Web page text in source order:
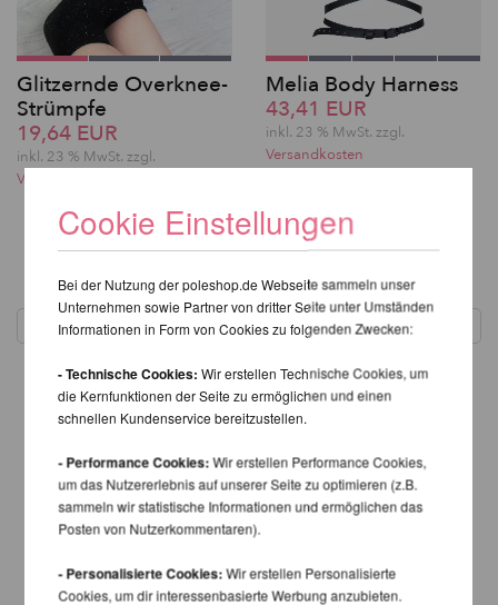
Glitzernde Overknee-
Strümpfe
19,64 EUR
inkl. 23 % MwSt. zzgl.
Versandkosten
Melia Body Harness
43,41 EUR
inkl. 23 % MwSt. zzgl.
Versandkosten
Cookie Einstellungen
Bei der Nutzung der poleshop.de Webseite sammeln unser
Unternehmen sowie Partner von dritter Seite unter Umständen
Informationen in Form von Cookies zu folgenden Zwecken:
- Technische Cookies: Wir erstellen Technische Cookies, um
die Kernfunktionen der Seite zu ermöglichen und einen
schnellen Kundenservice bereitzustellen.
- Performance Cookies:Wir erstellen Performance Cookies,
um das Nutzererlebnis auf unserer Seite zu optimieren (z.B.
sammeln wir statistische Informationen und ermöglichen das
Posten von Nutzerkommentaren).
- Personalisierte Cookies:Wir erstellen Personalisierte
Cookies, um dir interessenbasierte Werbung anzubieten.